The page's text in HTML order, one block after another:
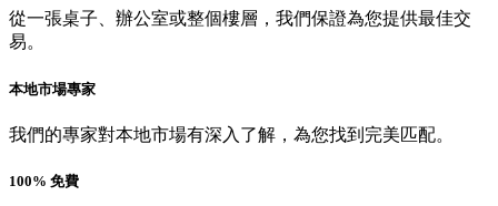
從一張桌子、辦公室或整個樓層，我們保證為您提供最佳交
易。
本地市場專家
我們的專家對本地市場有深入了解，為您找到完美匹配。
100% 免費